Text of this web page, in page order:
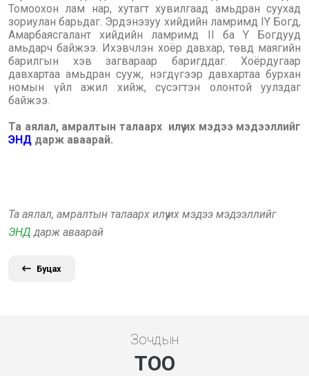
Томоохон лам нар, хутагт хувилгаад амьдран суухад
зориулан барьдаг. Эрдэнэзуу хийдийн ламримд IY Богд,
Амарбаясгалант хийдийн ламримд II ба Y Богдууд
амьдарч байжээ. Ихэвчлэн хоёр давхар, төвд маягийн
барилгын хэв загвараар баригддаг. Хоёрдугаар
давхартаа амьдран сууж, нэгдүгээр давхартаа бурхан
номын үйл ажил хийж, сүсэгтэн олонтой уулздаг
байжээ.
Та аялал, амралтын талаарх илүү их мэдээ мэдээллийг
ЭНД дарж аваарай.
Та аялал, амралтын талаарх илүү их мэдээ мэдээллийг
ЭНД дарж аваарай
Буцах
Зочдын
ТОО